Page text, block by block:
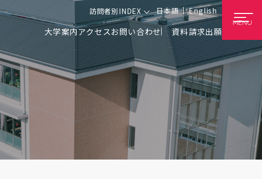
訪問者別INDEX 日本語 English
大学案内アクセスお問い合わせ 資料請求出願
MENU